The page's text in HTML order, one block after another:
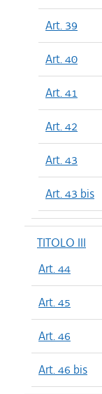
Art. 39
Art. 40
Art. 41
Art. 42
Art. 43
Art. 43 bis
TITOLO III
Art. 44
Art. 45
Art. 46
Art. 46 bis